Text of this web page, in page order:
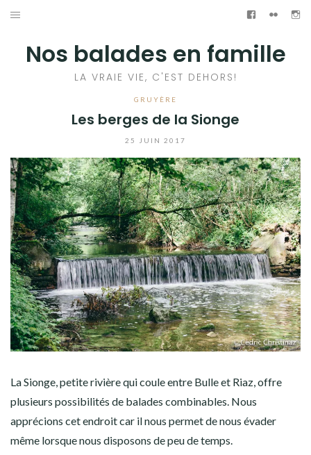
Aller
contenu
Facebook
Flickr
Nos balades en famille
LA VRAIE VIE, C'EST DEHORS!
GRUYÈRE
Les berges de la Sionge
25 JUIN 2017
La Sionge, petite rivière qui coule entre Bulle et Riaz, offre
plusieurs possibilités de balades combinables. Nous
apprécions cet endroit car il nous permet de nous évader
même lorsque nous disposons de peu de temps.
Facebook
FlickrInstagram